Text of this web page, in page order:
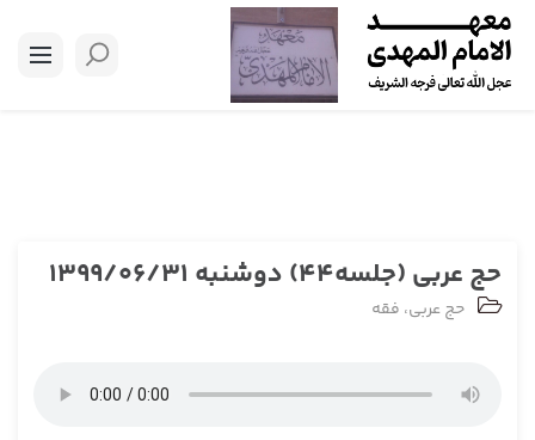
حج عربی (جلسه44) دوشنبه 1399/06/31
حج عربی، فقه